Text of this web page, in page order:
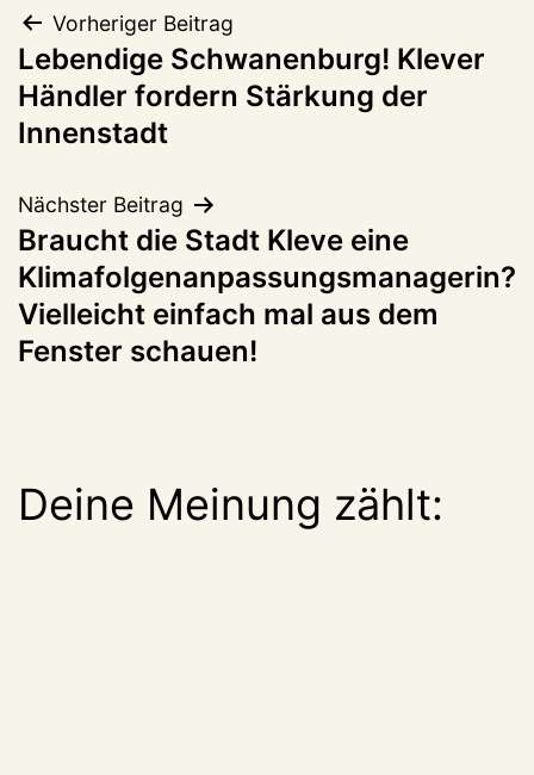
Beitragsnavigation
Vorheriger Beitrag
Lebendige Schwanenburg! Klever
Händler fordern Stärkung der
Innenstadt
Nächster Beitrag
Braucht die Stadt Kleve eine
Klimafolgenanpassungsmanagerin?
Vielleicht einfach mal aus dem
Fenster schauen!
Deine Meinung zählt: